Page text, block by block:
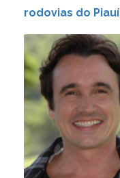
rodovias do Piauí